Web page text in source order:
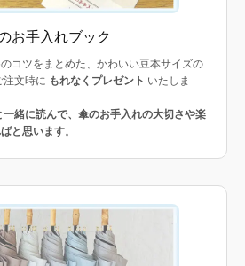
お手入れブック
コツをまとめた、かわいい豆本サイズの
注文時に もれなくプレゼント いたしま
一緒に読んで、傘のお手入れの大切さや楽
と思います。